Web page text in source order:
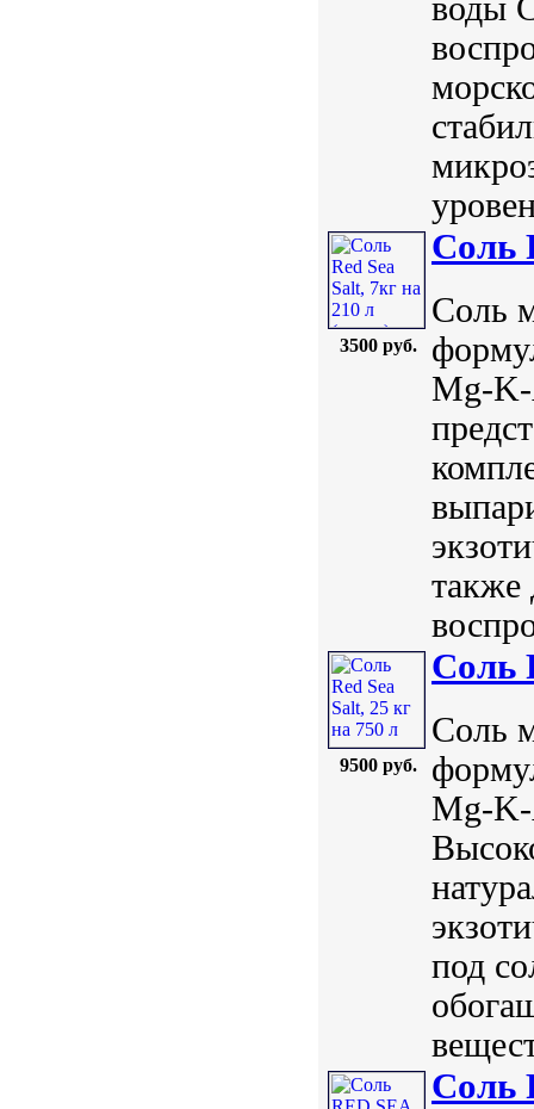
воды
3500 руб.
Соль
Соль
Mg-K-
также
9500 руб.
Соль
Соль
Mg-K-
под
Соль